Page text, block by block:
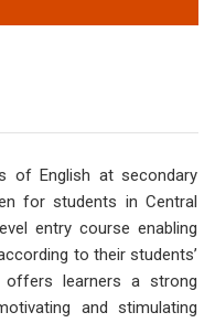
of English at secondary
for students in Central
entry course enabling
to their students’
offers learners a strong
and stimulating